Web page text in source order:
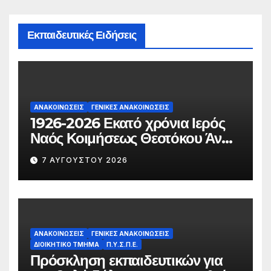
Εκπαιδευτικές Ειδήσεις
ΑΝΑΚΟΙΝΏΣΕΙΣ ΓΕΝΙΚΈΣ ΑΝΑΚΟΙΝΏΣΕΙΣ
1926-2026 Εκατό χρόνια Ιερός
Ναός Κοιμήσεως Θεοτόκου Άνω
Αγίου Κωνσταντίνου Σάμου
7 ΑΥΓΟΎΣΤΟΥ 2026
ΑΝΑΚΟΙΝΏΣΕΙΣ
ΓΕΝΙΚΈΣ ΑΝΑΚΟΙΝΏΣΕΙΣ
ΔΙΟΙΚΗΤΙΚΌ ΤΜΉΜΑ
Π.Υ.Σ.Π.Ε.
Πρόσκληση εκπαιδευτικών για